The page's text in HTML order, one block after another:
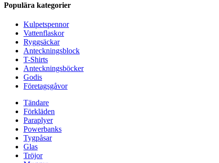
Populära kategorier
Kulpetspennor
Vattenflaskor
Ryggsäckar
Anteckningsblock
T-Shirts
Anteckningsböcker
Godis
Företagsgåvor
Tändare
Förkläden
Paraplyer
Powerbanks
Tygpåsar
Glas
Tröjor